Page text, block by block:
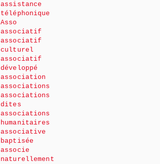
assistance
téléphonique
Asso
associatif
associatif
culturel
associatif
développé
association
associations
associations
dites
associations
humanitaires
associative
baptisée
associe
naturellement